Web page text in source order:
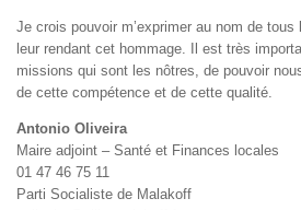
Je crois pouvoir m’exprimer au nom de
leur rendant cet hommage. Il est très
missions qui sont les nôtres, de pouvoir
de cette compétence et de cette qualité.
Antonio Oliveira
Maire adjoint – Santé et Finances locales
01 47 46 75 11
Parti Socialiste de Malakoff